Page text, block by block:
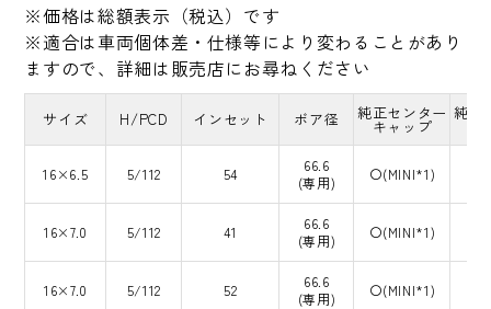
※価格は総額表示（税込）です
※適合は車両個体差・仕様等により変わることがあり
ますので、詳細は販売店にお尋ねください
サイズ H/PCD インセット ボア径 純正センター
キャップ
純正
16×6.5 5/112 54
66.6
(専用)
〇(MINI*1)
16×7.0 5/112 41
66.6
(専用)
〇(MINI*1)
16×7.0 5/112 52
66.6
(専用)
〇(MINI*1)